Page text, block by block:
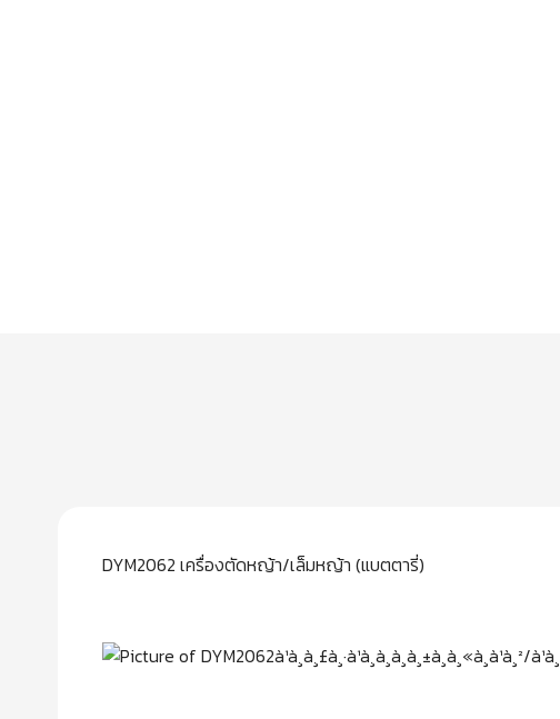
DYM2062 เครื่องตัดหญ้า/เล็มหญ้า (แบตตารี่)